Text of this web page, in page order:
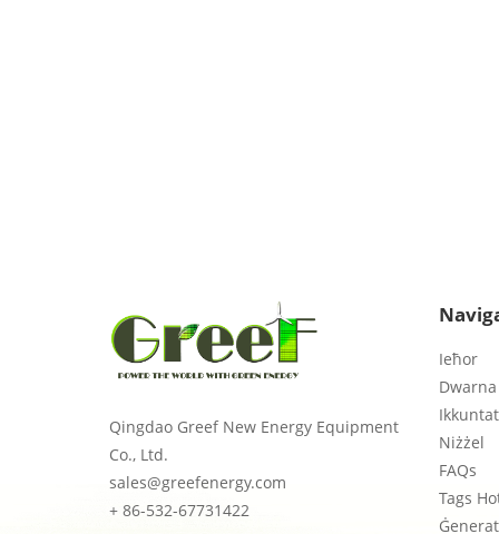
Qingdao Greef New Energy Equipment
Co., Ltd.
sales@greefenergy.com
+ 86-532-67731422
Ieħor
Dwarna
Niżżel
FAQs
Tags